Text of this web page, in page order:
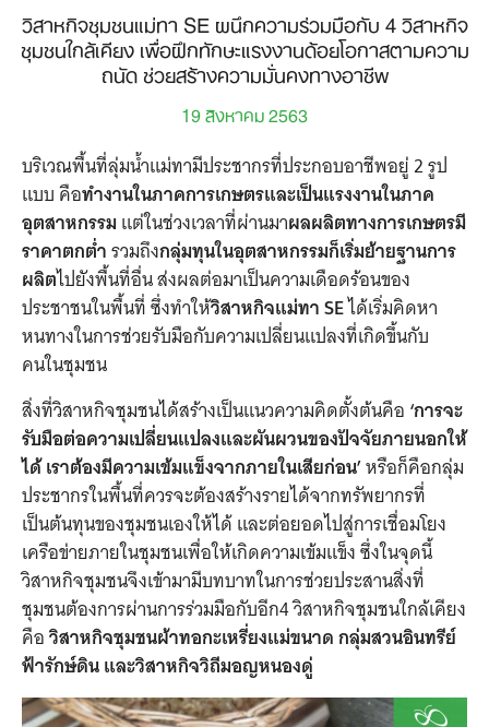
วิสาหกิจชุมชนแม่ทา SE ผนึกความร่วมมือกับ 4 วิสาหกิจ
ชุมชนใกล้เคียง เพื่อฝึกทักษะแรงงานด้อยโอกาสตามความ
ถนัด ช่วยสร้างความมั่นคงทางอาชีพ
19 สิงหาคม 2563
บริเวณพื้นที่ลุ่มน้ำแม่ทามีประชากรที่ประกอบอาชีพอยู่ 2 รูป
แบบ คือทำงานในภาคการเกษตรและเป็นแรงงานในภาค
อุตสาหกรรม แต่ในช่วงเวลาที่ผ่านมาผลผลิตทางการเกษตรมี
ราคาตกต่ำรวมถึงกลุ่มทุนในอุตสาหกรรมก็เริ่มย้ายฐานการ
ผลิตไปยังพื้นที่อื่น ส่งผลต่อมาเป็นความเดือดร้อนของ
ประชาชนในพื้นที่ ซึ่งทำให้วิสาหกิจแม่ทา SEได้เริ่มคิดหา
หนทางในการช่วยรับมือกับความเปลี่ยนแปลงที่เกิดขึ้นกับ
คนในชุมชน
สิ่งที่วิสาหกิจชุมชนได้สร้างเป็นแนวความคิดตั้งต้นคือ ‘การจะ
รับมือต่อความเปลี่ยนแปลงและผันผวนของปัจจัยภายนอกให้
ได้ เราต้องมีความเข้มแข็งจากภายในเสียก่อน’หรือก็คือกลุ่ม
ประชากรในพื้นที่ควรจะต้องสร้างรายได้จากทรัพยากรที่
เป็นต้นทุนของชุมชนเองให้ได้ และต่อยอดไปสู่การเชื่อมโยง
เครือข่ายภายในชุมชนเพื่อให้เกิดความเข้มแข็ง ซึ่งในจุดนี้
วิสาหกิจชุมชนจึงเข้ามามีบทบาทในการช่วยประสานสิ่งที่
ชุมชนต้องการผ่านการร่วมมือกับอีก4 วิสาหกิจชุมชนใกล้เคียง
คือวิสาหกิจชุมชนผ้าทอกะเหรี่ยงแม่ขนาด กลุ่มสวนอินทรีย์
ฟ้ารักษ์ดิน และวิสาหกิจวิถีมอญหนองดู่